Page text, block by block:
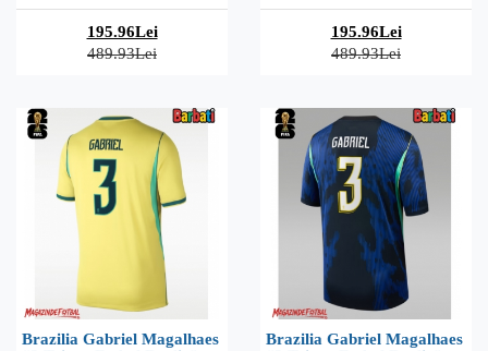
195.96Lei
489.93Lei
195.96Lei
489.93Lei
Brazilia Gabriel Magalhaes
Brazilia Gabriel Magalhaes